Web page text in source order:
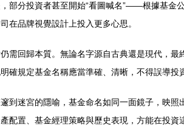
部分投資者甚至開始“看圖喊名”——根據基金
在品牌視覺設計上投入更多心思。
需回歸本質。無論名字源自古典還是現代，
確規定基金名稱應當準確、清晰，不得誤導
到迷宮的隱喻，基金命名如同一面鏡子，映
配置、基金經理策略與歷史表現，方能在投資